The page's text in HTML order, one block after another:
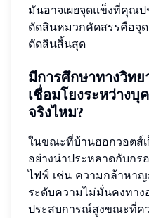
มันอาจเผยจุดแข็งที่คุณป
ตัดสินหมวกคัดสรรคือจุ
ตัดสินสิ้นสุด
มีการศึกษาทางวิท
เชื่อมโยงระหว่าง
จริงไหม?
ในขณะที่บ้านฮอกวอตส์
อย่างน่าประหลาดกับก
ไฟฟ์ เช่น ความกล้าหา
ระดับความไม่มั่นคงทา
ประสบการณ์สูงขณะที่คว